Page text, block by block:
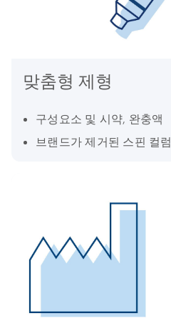
맞춤형 제형
구성요소 및 시약, 완충액
브랜드가 제거된 스핀 컬럼